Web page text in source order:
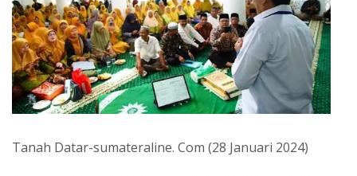
Tanah Datar-sumateraline. Com (28 Januari 2024)